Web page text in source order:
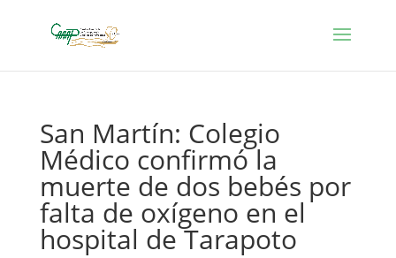
San Martín: Colegio
Médico confirmó la
muerte de dos bebés por
falta de oxígeno en el
hospital de Tarapoto